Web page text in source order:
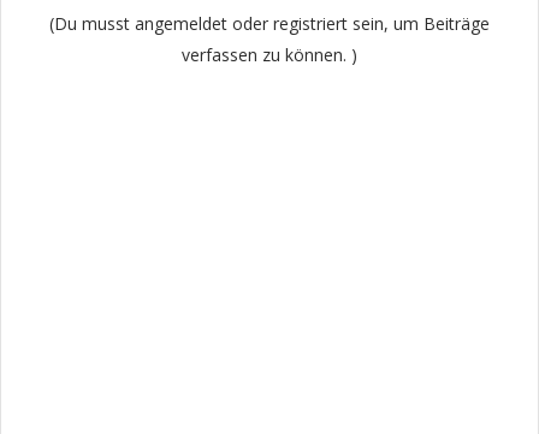
(Du musst angemeldet oder registriert sein, um Beiträge
verfassen zu können. )